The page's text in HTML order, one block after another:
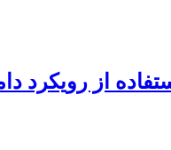
از رویکرد